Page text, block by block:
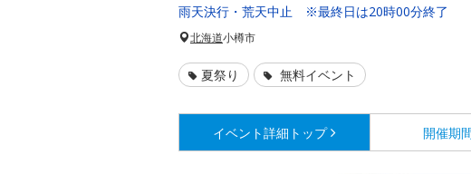
雨天決行・荒天中止 ※最終日は20時00分終了
北海道小樽市
夏祭り 無料イベント
イベント詳細 トップ 開催期